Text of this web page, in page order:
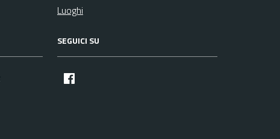
Luoghi
SEGUICI SU